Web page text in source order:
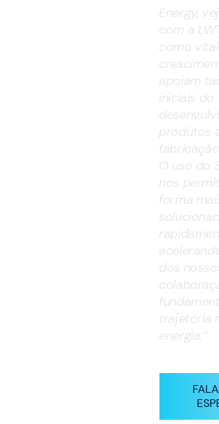
Energy,
com a
como
apoiam
iniciais do
produtos
O uso do
nos
forma
dos
trajetória
energia.”